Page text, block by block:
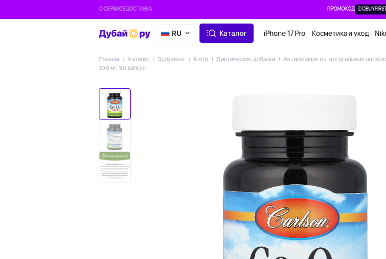
О СЕРВИСЕДОСТАВКА ПРОМОКОД
RU Каталог iPhone 17 Pro Косметика и уход
Главная Каталог Здоровье IHerb Диетические добавки Антиоксиданты, натуральные
100 мг, 90 капсул